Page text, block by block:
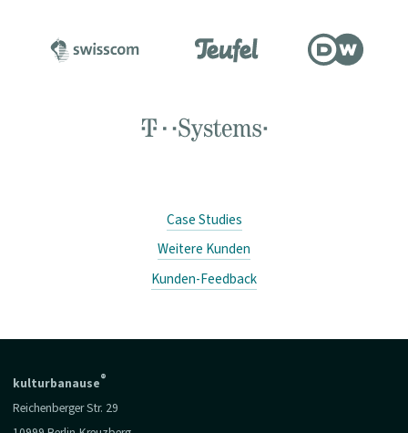
Case Studies
Weitere Kunden
Kunden-Feedback
kulturbanause®
Reichenberger Str. 29